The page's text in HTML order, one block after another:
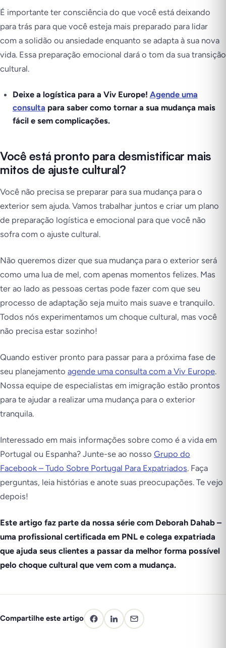
É importante ter consciência do que você está deixando
para trás para que você esteja mais preparado para lidar
com a solidão ou ansiedade enquanto se adapta à sua nova
vida. Essa preparação emocional dará o tom da sua transição
cultural.
Deixe a logística para a Viv Europe! Agende uma
consulta para saber como tornar a sua mudança mais
fácil e sem complicações.
Você está pronto para desmistificar mais
mitos de ajuste cultural?
Você não precisa se preparar para sua mudança para o
exterior sem ajuda. Vamos trabalhar juntos e criar um plano
de preparação logística e emocional para que você não
sofra com o ajuste cultural.
Não queremos dizer que sua mudança para o exterior será
como uma lua de mel, com apenas momentos felizes. Mas
ter ao lado as pessoas certas pode fazer com que seu
processo de adaptação seja muito mais suave e tranquilo.
Todos nós experimentamos um choque cultural, mas você
não precisa estar sozinho!
Quando estiver pronto para passar para a próxima fase de
seu planejamento agende uma consulta com a Viv Europe.
Nossa equipe de especialistas em imigração estão prontos
para te ajudar a realizar uma mudança para o exterior
tranquila.
Interessado em mais informações sobre como é a vida em
Portugal ou Espanha? Junte-se ao nosso Grupo do
Facebook – Tudo Sobre Portugal Para Expatriados. Faça
perguntas, leia histórias e anote suas preocupações. Te vejo
depois!
Este artigo faz parte da nossa série com Deborah Dahab –
uma profissional certificada em PNL e colega expatriada
que ajuda seus clientes a passar da melhor forma possível
pelo choque cultural que vem com a mudança.
Compartilhe este artigo